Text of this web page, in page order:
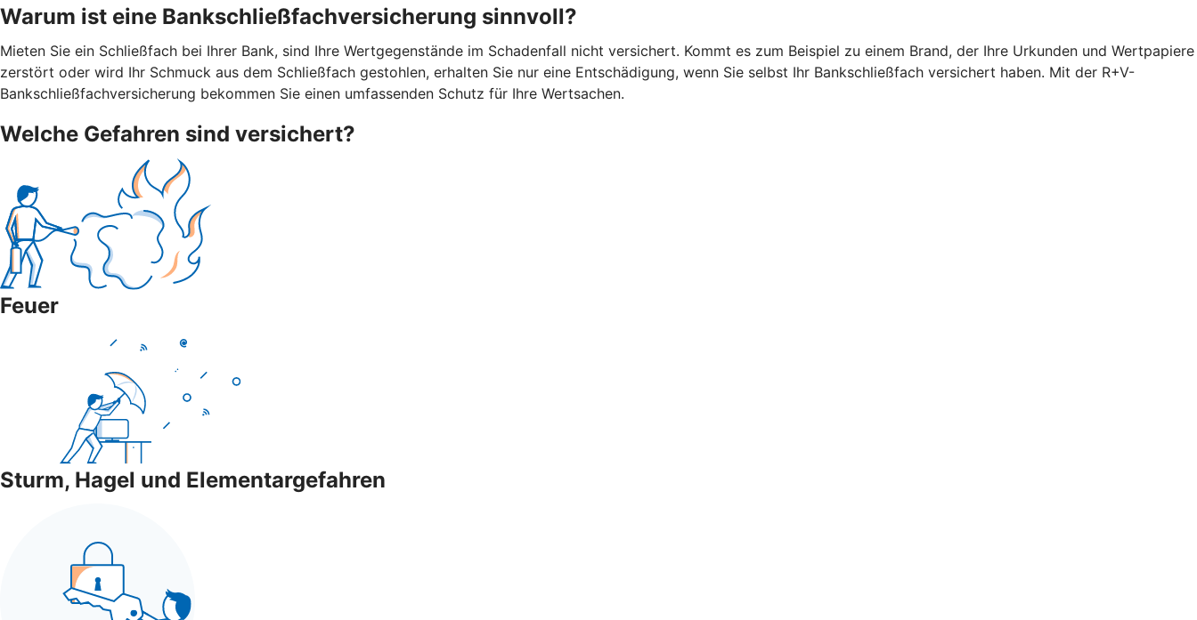
Warum ist eine Bankschließfachversicherung sinnvoll?
Mieten Sie ein Schließfach bei Ihrer Bank, sind Ihre Wertgegenstände im Schadenfall nicht versichert. Kommt es zum Beispiel zu einem Brand, der Ihre Urkunden und Wertpapiere
zerstört oder wird Ihr Schmuck aus dem Schließfach gestohlen, erhalten Sie nur eine Entschädigung, wenn Sie selbst Ihr Bankschließfach versichert haben. Mit der R+V-
Bankschließfachversicherung bekommen Sie einen umfassenden Schutz für Ihre Wertsachen.
Welche Gefahren sind versichert?
Feuer
Sturm, Hagel und Elementargefahren